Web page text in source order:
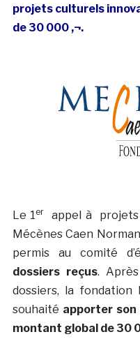
projets culturels
de 30 000 ‚¬.
Le 1er
appel à projets
Mécènes Caen
permis au comité
dossiers reçus.
dossiers, la fondation
souhaité apporter
montant global de 30